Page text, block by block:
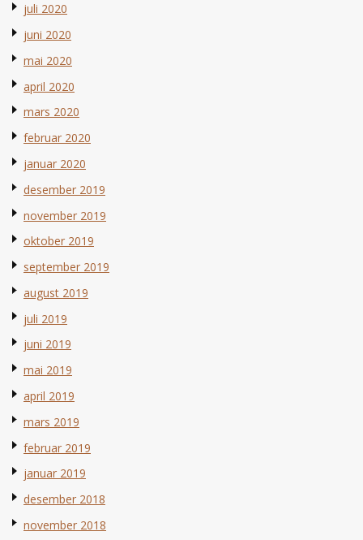
juli 2020
juni 2020
mai 2020
april 2020
mars 2020
februar 2020
januar 2020
desember 2019
november 2019
oktober 2019
september 2019
august 2019
juli 2019
juni 2019
mai 2019
april 2019
mars 2019
februar 2019
januar 2019
desember 2018
november 2018